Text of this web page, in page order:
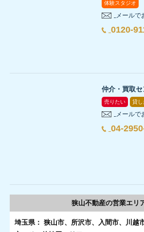
体験スタジオ
メールで
0120-
仲介・買取
売りたい 貸
メールで
04-
狭山不動産の営業エリ
埼玉県： 狭山市、所沢市、入間市、川越